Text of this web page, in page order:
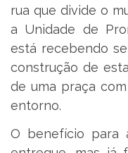
rua que divide o
a Unidade de
está recebendo
construção de
de uma praça
entorno.
O benefício para